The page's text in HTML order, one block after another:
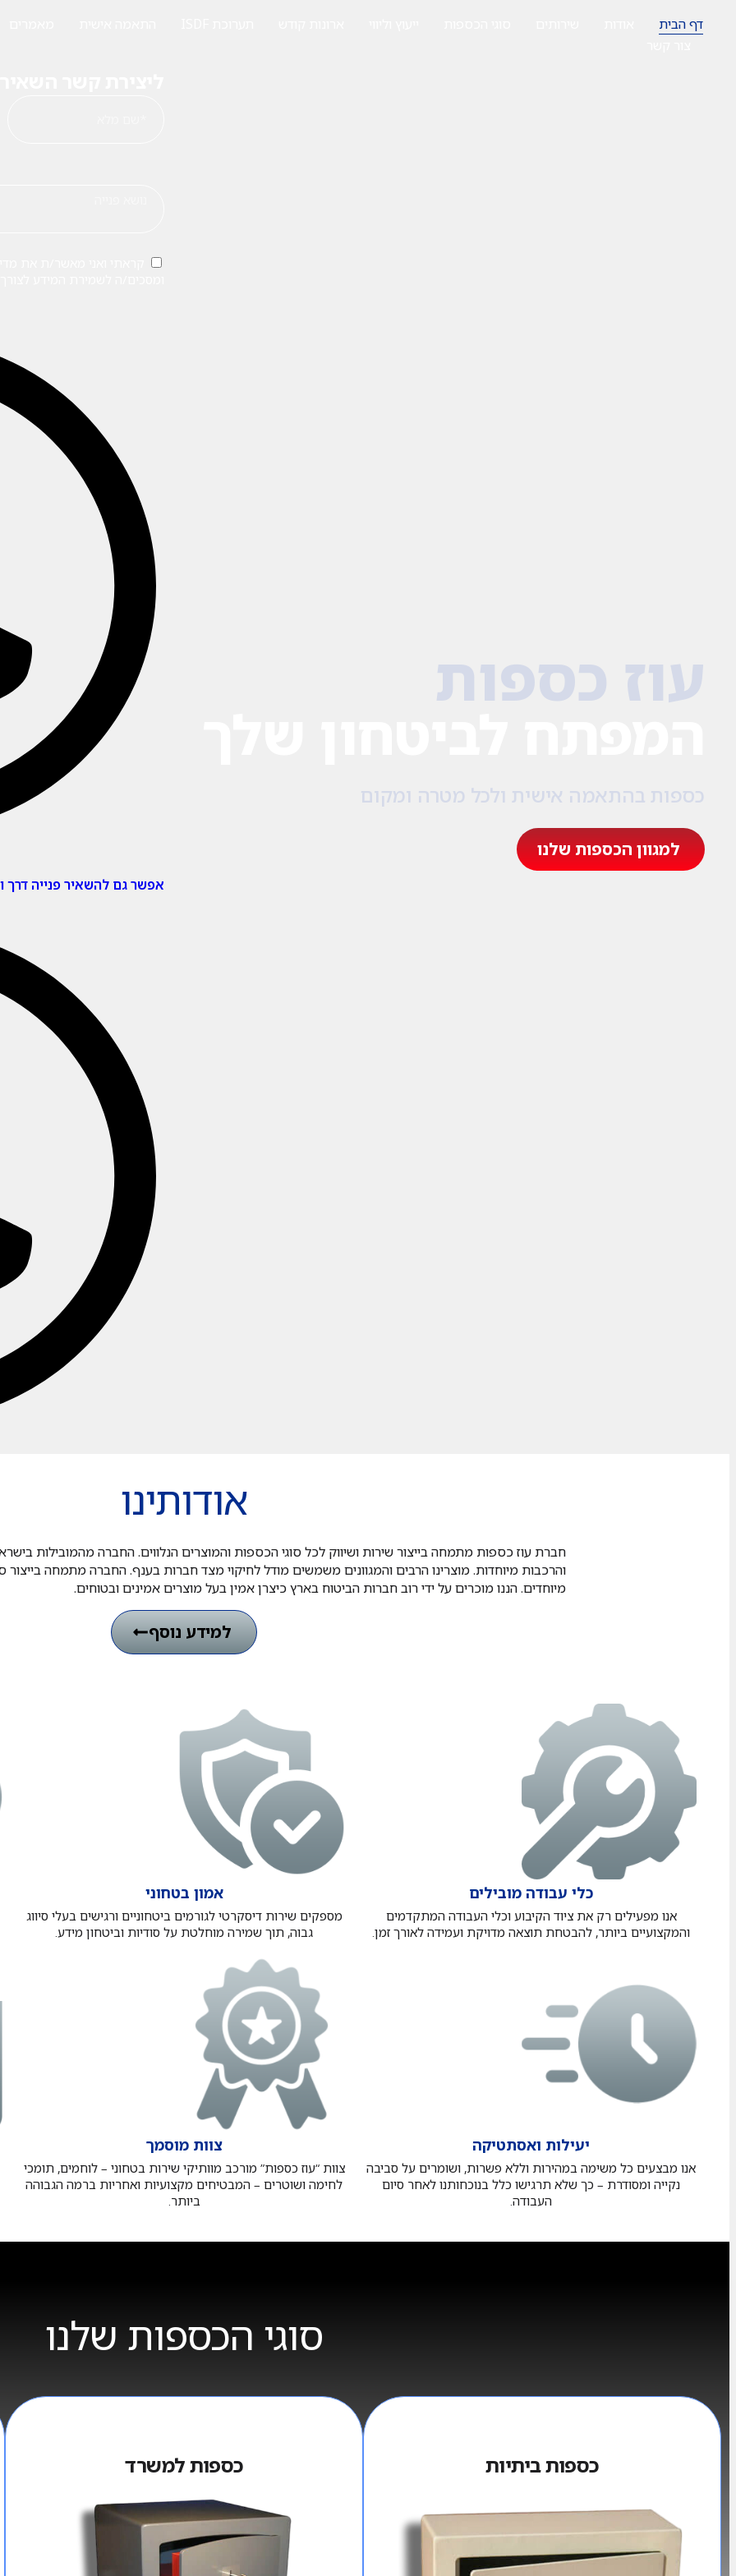
דף הבית
עוז כספות
כספות בהתאמה אישית ולכל מטרה ומקום
למגוון הכספות שלנו
אפשר גם להשאיר פנייה דרך
אודותינו
חברת עוז כספות מתמחה בייצור שירות ושיווק לכל סוגי הכספות והמוצרים הנלווים. החברה מהמובילות
והרכבות מיוחדות. מוצרינו הרבים והמגוונים משמשים מודל לחיקוי מצד חברות בענף. החברה מתמחה בייצור
מיוחדים. הננו מוכרים על ידי רוב חברות הביטוח בארץ כיצרן אמין בעל מוצרים אמינים ובטוחים.
למידע נוסף
כלי עבודה מובילים
אנו מפעילים רק את ציוד הקיבוע וכלי העבודה המתקדמים
והמקצועיים ביותר, להבטחת תוצאה מדויקת ועמידה לאורך זמן.
אמון בטחוני
מספקים שירות דיסקרטי לגורמים ביטחוניים ורגישים בעלי סיווג
גבוה, תוך שמירה מוחלטת על סודיות וביטחון מידע.
יעילות ואסתטיקה
אנו מבצעים כל משימה במהירות וללא פשרות, ושומרים על סביבה
נקייה ומסודרת – כך שלא תרגישו כלל בנוכחותנו לאחר סיום
העבודה.
צוות מוסמך
צוות “עוז כספות” מורכב מוותיקי שירות בטחוני – לוחמים, תומכי
לחימה ושוטרים – המבטיחים מקצועיות ואחריות ברמה הגבוהה
ביותר.
סוגי הכספות שלנו
כספות ביתיות​ כספות למשרד